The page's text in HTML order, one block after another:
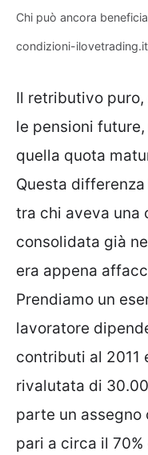
Chi può ancora
condizioni-ilovetrading.it
Il retributivo
le pensioni
quella quota
Questa
tra chi aveva una
consolidata già
era appena
Prendiamo un
lavoratore
contributi al 2011
rivalutata di
parte un
pari a circa il